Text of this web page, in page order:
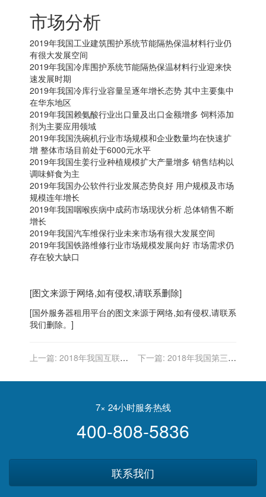
市场分析
2019年我国工业建筑围护系统节能隔热保温材料行业仍
有很大发展空间
2019年我国冷库围护系统节能隔热保温材料行业迎来快
速发展时期
2019年我国冷库行业容量呈逐年增长态势 其中主要集中
在华东地区
2019年我国赖氨酸行业出口量及出口金额增多 饲料添加
剂为主要应用领域
2019年我国洗碗机行业市场规模和企业数量均在快速扩
增 整体市场目前处于6000元水平
2019年我国生姜行业种植规模扩大产量增多 销售结构以
调味鲜食为主
2019年我国办公软件行业发展态势良好 用户规模及市场
规模连年增长
2019年我国咽喉疾病中成药市场现状分析 总体销售不断
增长
2019年我国汽车维保行业未来市场有很大发展空间
2019年我国铁路维修行业市场规模发展向好 市场需求仍
存在较大缺口
[图文来源于网络,如有侵权,请联系删除]
[国外服务器租用平台的图文来源于网络,如有侵权,请联系
我们删除。]
上一篇: 2018年我国互联网
律法规和政策（图）
下一篇: 2018年我国第三方
律法规及政策（图）
7× 24小时服务热线
400-808-5836
联系我们